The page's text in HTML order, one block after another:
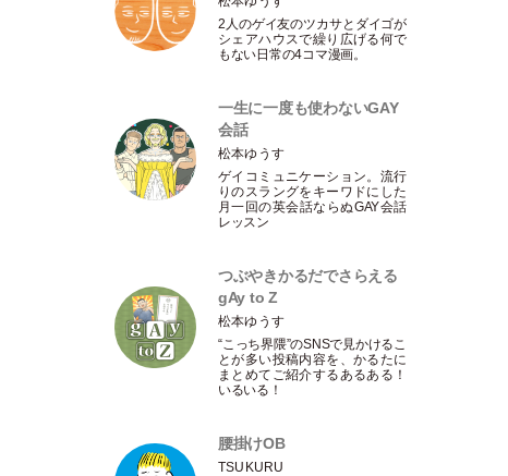
2人のゲイ友のツカサとダイゴが
シェアハウスで繰り広げる何で
もない日常の4コマ漫画。
一生に一度も使わないGAY
会話
松本ゆうす
ゲイコミュニケーション。流行
りのスラングをキーワドにした
月一回の英会話ならぬGAY会話
レッスン
つぶやきかるだでさらえる
gAy to Z
松本ゆうす
“こっち界隈”のSNSで見かけるこ
とが多い投稿内容を、かるたに
まとめてご紹介するあるある！
いるいる！
腰掛けOB
TSUKURU